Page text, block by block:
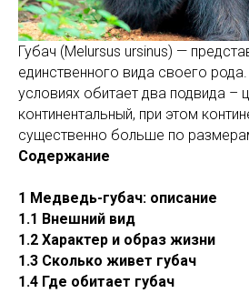
Губач (Melursus ursinus) —
единственного вида своего
условиях обитает два подвида –
континентальный, при этом
существенно больше по
Содержание
1 Медведь-губач: описание
1.1 Внешний вид
1.2 Характер и образ жизни
1.3 Сколько живет губач
1.4 Где обитает губач